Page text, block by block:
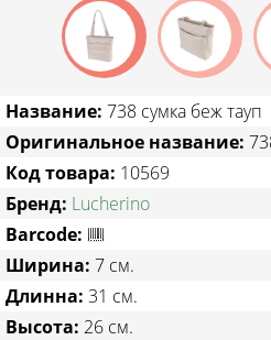
Название: 738 сумка беж тауп
Оригинальное название:
Код товара: 10569
Бренд: Lucherino
Barcode:
Ширина: 7 см.
Длинна: 31 см.
Высота: 26 см.